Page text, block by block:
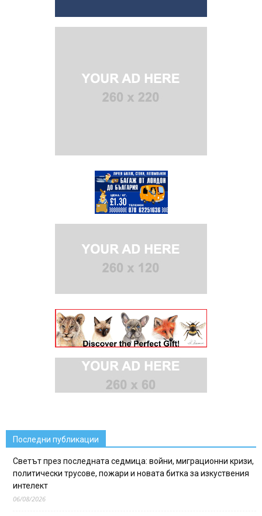
Последни публикации
Светът през последната седмица: войни, миграционни кризи,
политически трусове, пожари и новата битка за изкуствения
интелект
06/08/2026